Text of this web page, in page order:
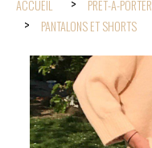
ACCUEIL PRÊT-À-PORTER
PANTALONS ET SHORTS